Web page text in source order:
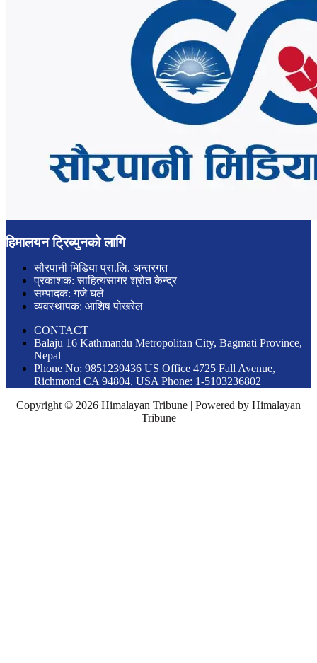
हिमालयन ट्रिब्युनको लागि
सौरपानी मिडिया प्रा.लि. अन्तरगत
प्रकाशक: साहित्यसागर श्रोत केन्द्र
सम्पादक: गजे घले
व्यवस्थापक: आशिष पोखरेल
CONTACT
Balaju 16 Kathmandu Metropolitan City, Bagmati Province,
Nepal
Phone No: 9851239436 US Office 4725 Fall Avenue,
Richmond CA 94804, USA Phone: 1-5103236802
Copyright © 2026 Himalayan Tribune | Powered by Himalayan
Tribune